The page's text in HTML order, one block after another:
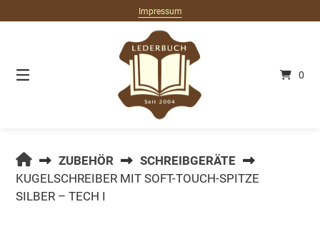
zum
Impressum
0
LEDERBUCH.DE
ZUBEHÖR
SCHREIBGERÄTE
KUGELSCHREIBER MIT SOFT-TOUCH-SPITZE
SILBER – TECH I